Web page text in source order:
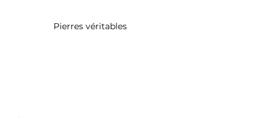
Pierres véritables